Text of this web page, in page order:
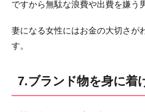
い
ですから無駄な浪費や出費を嫌う
妻になる女性にはお金の大切さが
す。
7.ブランド物を身に着